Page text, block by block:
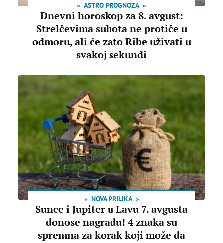
ASTRO PROGNOZA
Dnevni horoskop za 8. avgust:
Strelčevima subota ne protiče u
odmoru, ali će zato Ribe uživati u
svakoj sekundi
NOVA PRILIKA
Sunce i Jupiter u Lavu 7. avgusta
donose nagradu! 4 znaka su
spremna za korak koji može da